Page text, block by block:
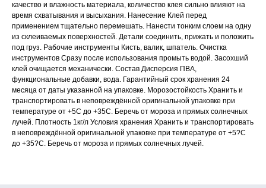
качество и влажность материала, количество клея сильно влияют на
время схватывания и высыхания. Нанесение Клей перед
применением тщательно перемешать. Нанести тонким слоем на одну
из склеиваемых поверхностей. Детали соединить, прижать и положить
под груз. Рабочие инструменты Кисть, валик, шпатель. Очистка
инструментов Сразу после использования промыть водой. Засохший
клей очищается механически. Состав Дисперсия ПВА,
функциональные добавки, вода. Гарантийный срок хранения 24
месяца от даты указанной на упаковке. Морозостойкость Хранить и
транспортировать в неповреждённой оригинальной упаковке при
температуре от +5С до +35С. Беречь от мороза и прямых солнечных
лучей. Плотность 1кг/л Условия хранения Хранить и транспортировать
в неповреждённой оригинальной упаковке при температуре от +5?С
до +35?С. Беречь от мороза и прямых солнечных лучей.